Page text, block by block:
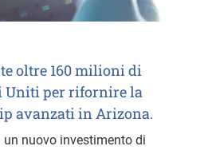
oltre 160 milioni di
Uniti per rifornire la
avanzati in Arizona.
nuovo investimento di